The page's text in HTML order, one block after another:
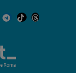
no cesa: 300
mundo, solo la